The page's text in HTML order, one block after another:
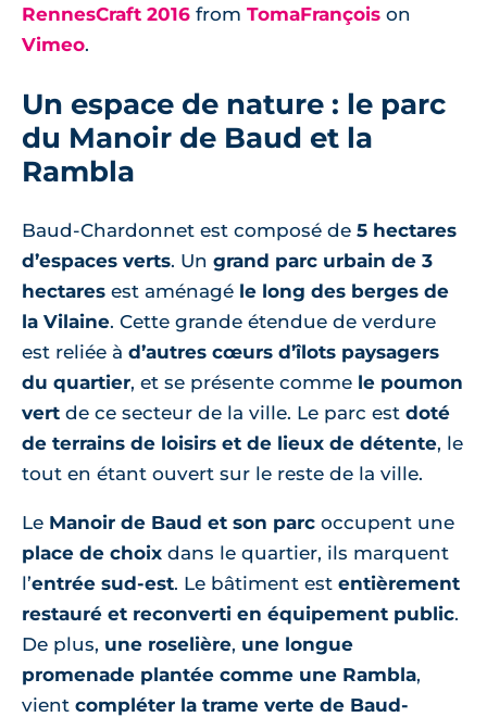
RennesCraft 2016 from TomaFrançois on
Vimeo.
Un espace de nature : le parc
du Manoir de Baud et la
Rambla
Baud-Chardonnet est composé de 5 hectares
d’espaces verts. Un grand parc urbain de 3
hectares est aménagé le long des berges de
la Vilaine. Cette grande étendue de verdure
est reliée à d’autres cœurs d’îlots paysagers
du quartier, et se présente comme le poumon
vert de ce secteur de la ville. Le parc est doté
de terrains de loisirs et de lieux de détente, le
tout en étant ouvert sur le reste de la ville.
Le Manoir de Baud et son parc occupent une
place de choix dans le quartier, ils marquent
l’entrée sud-est. Le bâtiment est entièrement
restauré et reconverti en équipement public.
De plus, une roselière, une longue
promenade plantée comme une Rambla,
vient compléter la trame verte de Baud-